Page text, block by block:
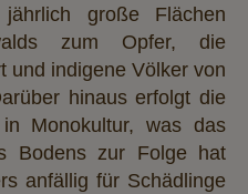
jährlich große Flächen
zum Opfer, die
und indigene Völker von
hinaus erfolgt die
Monokultur, was das
Bodens zur Folge hat
anfällig für Schädlinge